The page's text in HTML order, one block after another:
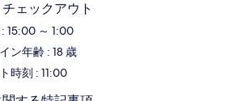
ェックアウト
15:00 ～ 1:00
ン年齢 : 18 歳
時刻 : 11:00